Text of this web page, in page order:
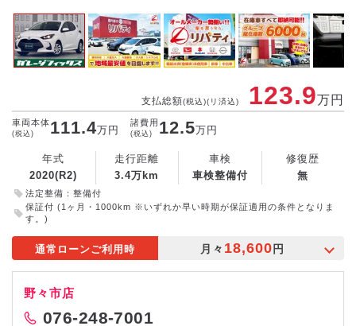
支払総額(税込)(リ済込) 123.9万円
車両本体
(税込) 111.4万円
諸費用
(税込) 12.5万円
法定整備：整備付
保証付 (1ヶ月・1000km ※いずれか早い時期が保証適用の条件となりま
す。)
年式
2020(R2)
走行距離
3.4万km
車検
車検整備付
修復歴
無
通常ローンご利用時 月々 18,600 円
野々市店
076-248-7001